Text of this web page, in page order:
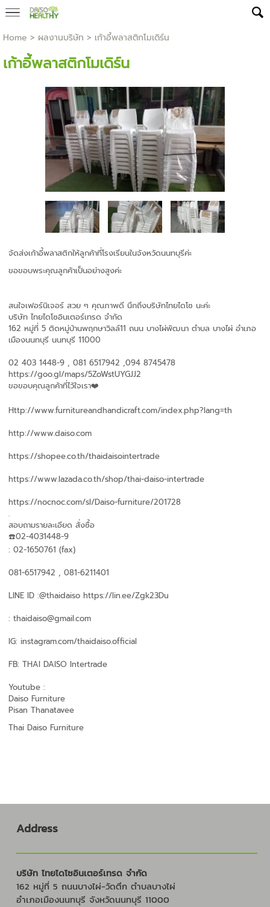
Home > ผลงานบริษัท > เก้าอี้พลาสติกโมเดิร์น
เก้าอี้พลาสติกโมเดิร์น
จัดส่งเก้าอี้พลาสติกให้ลูกค้าที่โรงเรียนในจังหวัดนนทบุรีค่ะ
ขอขอบพระคุณลูกค้าเป็นอย่างสูงค่ะ
สนใจเฟอร์นิเจอร์ สวย ๆ คุณภาพดี นึกถึงบริษัทไทยไดโซ นะค่ะ
บริษัท ไทยไดโซอินเตอร์เทรด จำกัด
162 หมู่ที่ 5 ติดหมู่บ้านพฤกษาวิลล์11 ถนน บางไผ่พัฒนา ตำบล บางไผ่ อำเภอ
เมืองนนทบุรี นนทบุรี 11000
02 403 1448-9 , 081 6517942 ,094 8745478
https://goo.gl/maps/5ZoWstUYGJJ2
ขอขอบคุณลูกค้าที่ไว้ใจเรา❤️
Http://www.furnitureandhandicraft.com/index.php?lang=th
http://www.daiso.com
https://shopee.co.th/thaidaisointertrade
https://www.lazada.co.th/shop/thai-daiso-intertrade
https://nocnoc.com/sl/Daiso-furniture/201728
.
สอบถามรายละเอียด สั่งซื้อ
☎️02-4031448-9
: 02-1650761 (fax)
081-6517942 , 081-6211401
LINE ID :@thaidaiso https://lin.ee/Zgk23Du
: thaidaiso@gmail.com
IG: instagram.com/thaidaiso.official
FB: THAI DAISO Intertrade
Youtube :
Daiso Furniture
Pisan Thanatavee
Thai Daiso Furniture
Address
บริษัท ไทยไดโซอินเตอร์เทรด จำกัด
162 หมู่ที่ 5 ถนนบางไผ่-วัดตึก ตำบลบางไผ่
อำเภอเมืองนนทบุรี จังหวัดนนทบุรี 11000